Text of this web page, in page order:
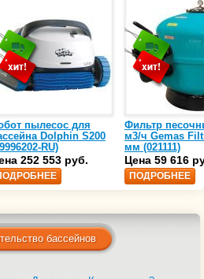
пылесос для
Dolphin S200
RU)
252 553 руб.
Фильтр
м3/ч Gemas
мм (021111)
Цена 59 616
ПОДРОБНЕЕ
бассейнов